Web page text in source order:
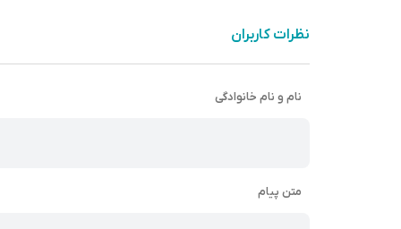
نظرات کاربران
نام و نام خانوادگی
متن پیام